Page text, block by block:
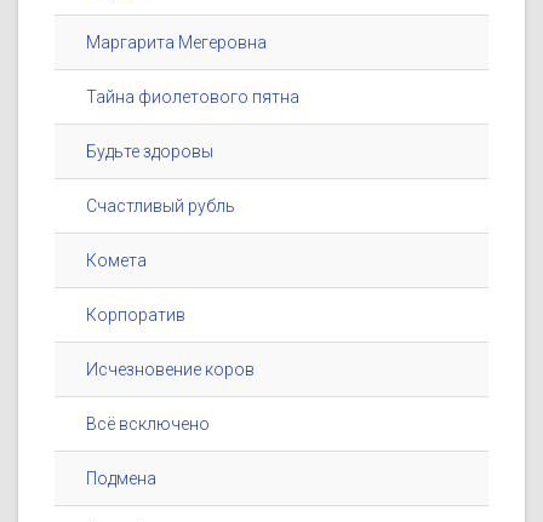
Маргарита Мегеровна
Тайна фиолетового пятна
Будьте здоровы
Счастливый рубль
Комета
Корпоратив
Исчезновение коров
Всё всключено
Подмена